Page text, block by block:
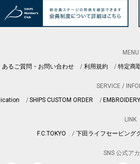
MENU
あるご質問・お問い合わせ 利用規約 特定商
SERVICE /
SHIPS CUSTOM ORDER
LINK
F.C.TOKYO
下田ライフセービング
SNS 公式ア